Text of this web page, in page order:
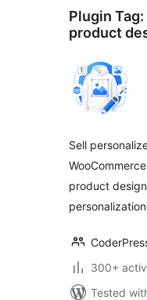
Plugin Tag:
product
Sell
product
300+
Tested